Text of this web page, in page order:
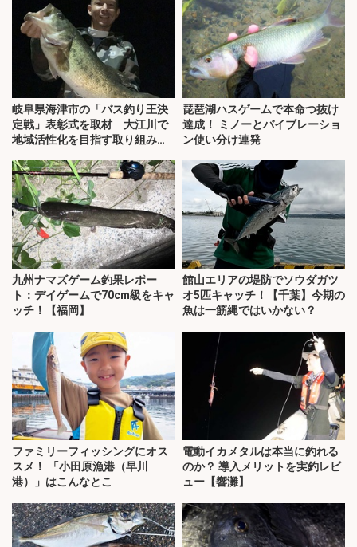
岐阜県海津市の「バス釣り王決
定戦」表彰式を取材 大江川で
地域活性化を目指す取り組みと
琵琶湖ハスゲームで本命つ抜け
達成！ ミノーとバイブレーショ
ン使い分け連発
九州ナマズゲーム釣果レポー
ト：デイゲームで70cm級をキャ
ッチ！【福岡】
館山エリアの堤防でソウダガツ
オ5匹キャッチ！【千葉】今期の
魚は一筋縄ではいかない？
ファミリーフィッシングにオス
スメ！ 「小田原漁港（早川
港）」はこんなとこ
電動イカメタルは本当に釣れる
のか？ 導入メリットを実釣レビ
ュー【響灘】